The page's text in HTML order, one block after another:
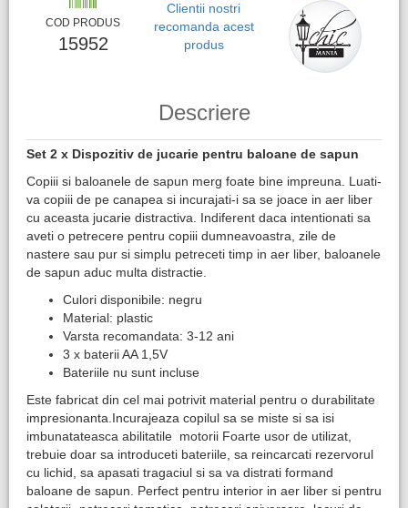
COD PRODUS
15952
Clientii nostri
recomanda acest
produs
Descriere
Set 2 x Dispozitiv de jucarie pentru baloane de sapun
Copiii si baloanele de sapun merg foate bine impreuna. Luati-
va copiii de pe canapea si incurajati-i sa se joace in aer liber
cu aceasta jucarie distractiva. Indiferent daca intentionati sa
aveti o petrecere pentru copiii dumneavoastra, zile de
nastere sau pur si simplu petreceti timp in aer liber, baloanele
de sapun aduc multa distractie.
Culori disponibile: negru
Material: plastic
Varsta recomandata: 3-12 ani
3 x baterii AA 1,5V
Bateriile nu sunt incluse
Este fabricat din cel mai potrivit material pentru o durabilitate
impresionanta.Incurajeaza copilul sa se miste si sa isi
imbunatateasca abilitatile motorii Foarte usor de utilizat,
trebuie doar sa introduceti bateriile, sa reincarcati rezervorul
cu lichid, sa apasati tragaciul si sa va distrati formand
baloane de sapun. Perfect pentru interior in aer liber si pentru